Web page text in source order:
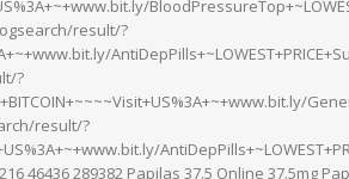
result/?
?
result/?
46436 289382 Papilas 37.5 Online 37.5mg